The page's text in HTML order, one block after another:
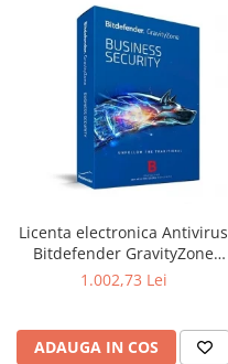
Telefoane & accesorii
Smart Watch
Apple AirTag
Inele Smart
Ochelari Smart
Smartphone IPhone
Sisteme PC & Periferice
PC NUC
Licenta electronica Antivirus
Bitdefender GravityZone
Business Security, 5 useri, 2
1.002,73 Lei
ADAUGA IN COS